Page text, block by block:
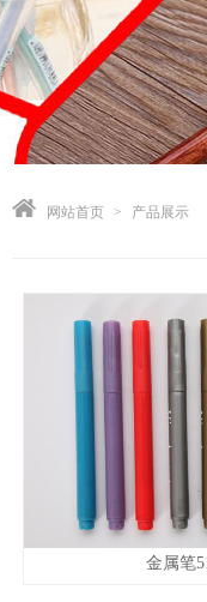
网站首页 > 产品展示
金属笔